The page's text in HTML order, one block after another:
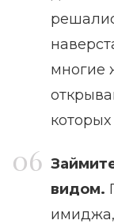
многие
видом.
имиджа,